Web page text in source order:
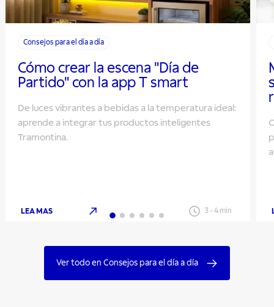
Consejos para el día a día
Cómo crear la escena "Día de
Partido" con la app T smart
De luces vibrantes a bebidas a la temperatura ideal:
aprende a integrar tus productos inteligentes
Tramontina.
LEA MAS 3-4 min
Ver todo en Consejos para el día a día